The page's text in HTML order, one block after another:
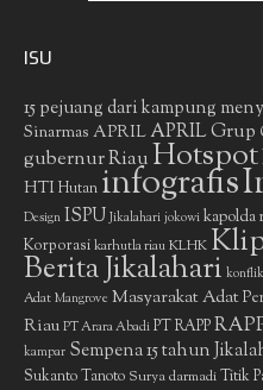
ISU
15 pejuang dari kampung
Sinarmas APRIL APRIL Grup
gubernur RiauHotspot
HTIHutan infografis
Design ISPU Jikalahari jokowi kapolda
Korporasikarhutla riauKLHK
Berita Jikalahari konflik
Adat Mangrove Masyarakat Adat
Riau PT Arara Abadi PT RAPP
kampar Sempena 15 tahun
Sukanto Tanoto Surya darmadiTitik